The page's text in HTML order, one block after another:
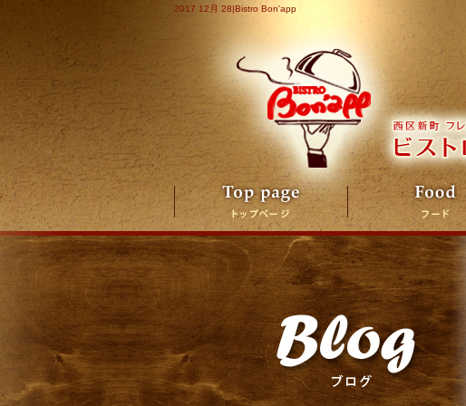
2017 12月 28|Bistro Bon'app